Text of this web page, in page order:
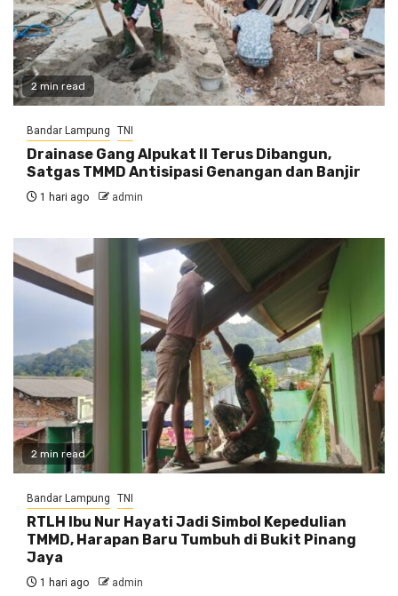
2 min read
Bandar Lampung TNI
Drainase Gang Alpukat II Terus Dibangun,
Satgas TMMD Antisipasi Genangan dan Banjir
1 hari ago admin
2 min read
Bandar Lampung TNI
RTLH Ibu Nur Hayati Jadi Simbol Kepedulian
TMMD, Harapan Baru Tumbuh di Bukit Pinang
Jaya
1 hari ago admin